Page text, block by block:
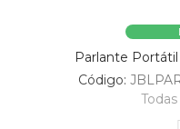
Parlante
Código: